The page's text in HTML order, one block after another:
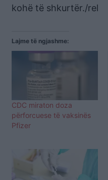
kohë të shkurtër./rel
Lajme të ngjashme:
CDC miraton doza
përforcuese të vaksinës
Pfizer